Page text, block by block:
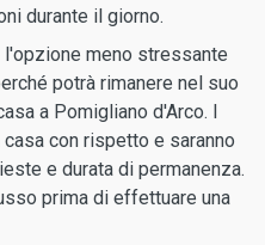
durante il giorno.
meno stressante
potrà rimanere nel suo
a Pomigliano d'Arco. I
con rispetto e saranno
e durata di permanenza.
prima di effettuare una